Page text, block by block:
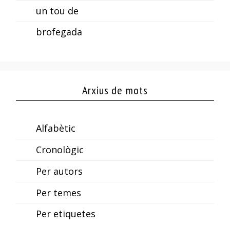
un tou de
brofegada
Arxius de mots
Alfabètic
Cronològic
Per autors
Per temes
Per etiquetes